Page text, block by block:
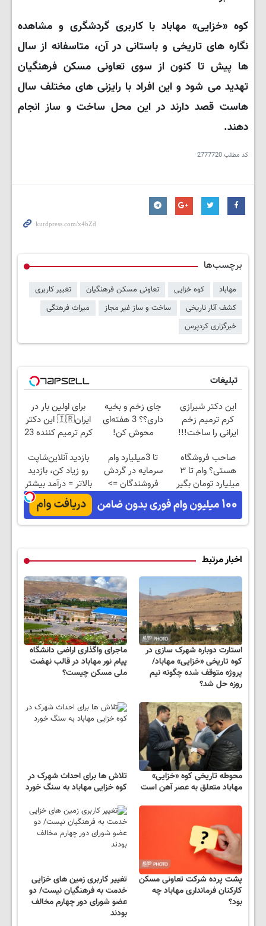
کوه «خزایی» مهاباد با کاربری گردشگری و مشاهده
نگاره های تاریخی و باستانی در آن، متاسفانه از سال
ها پیش تا کنون از سوی تعاونی مسکن فرهنگیان
تهدید می شود و این افراد با رایزنی های مختلف سال
هاست قصد دارند در این محل ساخت و ساز انجام
دهند.
کد مطلب2777720
برچسب‌ها
مهاباد کوه خزایی تعاونی مسکن فرهنگیان
تغییر کاربری
کشف آثار تاریخی
ساخت و ساز غیر مجاز
میراث فرهنگی
خبرگزاری کردپرس
تبلیغات
این دکتر شیرازی
کرم ترمیم زخم
ایرانی را ساخت!!!
جای زخم و بخیه
داری؟؟ 3 هفته‌ای
محوش کن!
برای اولین بار در
ایران🇮🇷 این دکتر
کرم ترمیم کننده 23
صاحب فروشگاه
هستی؟ وام تا ۳
میلیارد تومان بگیر
تا 3میلیارد وام
سرمایه در گردش
فروشندگان =>
فروشگاهت رو ثبت
کن
بازدید آنلاین‌شاپت
رو زیاد کن، بازدید
بالاتر = درآمد بیشتر
اخبار مرتبط
استارت دوباره شهرک سازی در
کوه تاریخی «خزایی» مهاباد/
پروژه متوقف شده چگونه نیم
روزه حل شد؟
ماجرای واگذاری اراضی دانشگاه
پیام نور مهاباد در قالب نهضت
ملی مسکن چیست؟
محوطه تاریخی کوه «خزایی»
مهاباد متعلق به عصر آهن است
تلاش ها برای احداث شهرک در
کوه خزایی مهاباد به سنگ خورد
پشت پرده شرکت تعاونی مسکن
کارکنان فرمانداری مهاباد چه
بود؟
تغییر کاربری زمین های خزایی
خدمت به فرهنگیان نیست/ دو
عضو شورای دور چهارم مخالف
بودند